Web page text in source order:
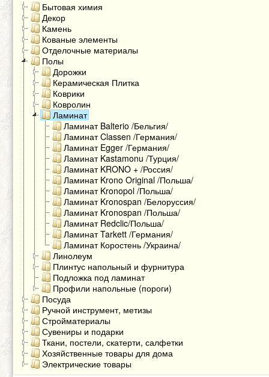
Бытовая химия
Декор
Камень
Кованые элементы
Отделочные материалы
Полы
Дорожки
Керамическая Плитка
Коврики
Ковролин
Ламинат
Ламинат Balterio /Бельгия/
Ламинат Classen /Германия/
Ламинат Egger /Германия/
Ламинат Kastamonu /Турция/
Ламинат KRONO + /Россия/
Ламинат Krono Original /Польша/
Ламинат Kronopol /Польша/
Ламинат Kronospan /Белоруссия/
Ламинат Kronospan /Польша/
Ламинат Redclic/Польша/
Ламинат Tarkett /Германия/
Ламинат Коростень /Украина/
Линолеум
Плинтус напольный и фурнитура
Подложка под ламинат
Профили напольные (пороги)
Посуда
Ручной инструмент, метизы
Стройматериалы
Сувениры и подарки
Ткани, постели, скатерти, салфетки
Хозяйственные товары для дома
Электрические товары